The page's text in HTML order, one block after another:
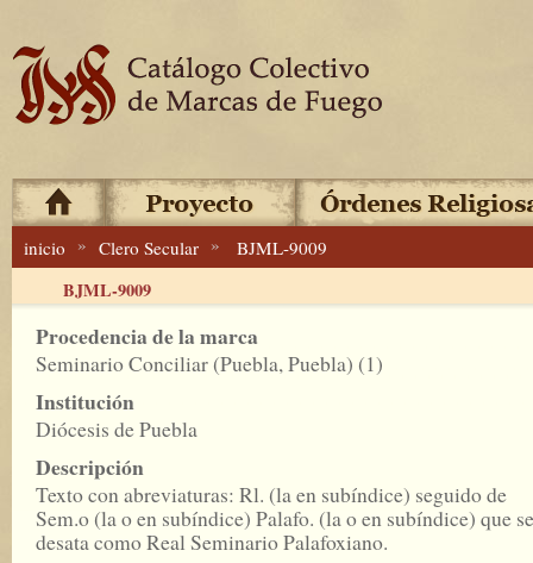
inicio » Clero Secular » BJML-9009
BJML-9009
Procedencia de la marca
Seminario Conciliar (Puebla, Puebla) (1)
Institución
Diócesis de Puebla
Descripción
Texto con abreviaturas: Rl. (la en subíndice) seguido de
Sem.o (la o en subíndice) Palafo. (la o en subíndice) que se
desata como Real Seminario Palafoxiano.